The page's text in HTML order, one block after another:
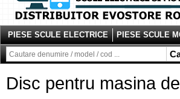
PIESE SCULE ELECTRICE PIESE SCULE
Disc pentru masina